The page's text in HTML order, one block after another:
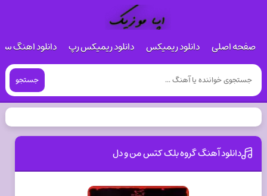
صفحه اصلی دانلود ریمیکس دانلود ریمیکس رپ دانلود اهنگ
جستجو
دانلود آهنگ گروه بلک کتس من و دل